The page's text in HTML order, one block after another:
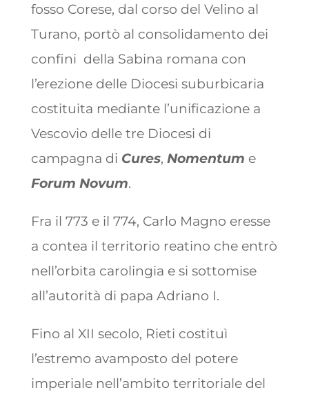
fosso Corese, dal corso del Velino al
Turano, portò al consolidamento dei
confini della Sabina romana con
l’erezione delle Diocesi suburbicaria
costituita mediante l’unificazione a
Vescovio delle tre Diocesi di
campagna di Cures, Nomentum e
Forum Novum.
Fra il 773 e il 774, Carlo Magno eresse
a contea il territorio reatino che entrò
nell’orbita carolingia e si sottomise
all’autorità di papa Adriano I.
Fino al XII secolo, Rieti costituì
l’estremo avamposto del potere
imperiale nell’ambito territoriale del